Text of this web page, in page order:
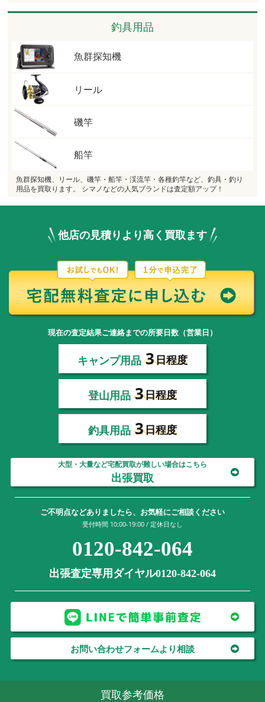
釣具用品
魚群探知機
リール
磯竿
船竿
魚群探知機、リール、磯竿・船竿・渓流竿・各種釣竿など、釣具・釣り
用品を買取ります。 シマノなどの人気ブランドは査定額アップ！
他店の見積りより高く買取ます
現在の査定結果ご連絡までの所要日数（営業日）
キャンプ用品 3日程度
登山用品 3日程度
釣具用品 3日程度
大型・大量など宅配買取が難しい場合はこちら
出張買取
ご不明点などありましたら、お気軽にご相談ください
受付時間 10:00-19:00 / 定休日なし
0120-842-064
出張査定専用ダイヤル0120-842-064
お問い合わせフォームより相談
買取参考価格